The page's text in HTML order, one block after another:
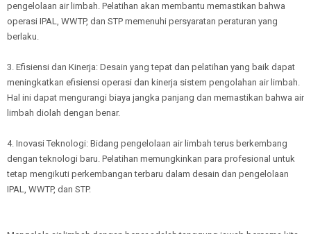
pengelolaan air limbah. Pelatihan akan membantu memastikan bahwa
operasi IPAL, WWTP, dan STP memenuhi persyaratan peraturan yang
berlaku.
3. Efisiensi dan Kinerja: Desain yang tepat dan pelatihan yang baik dapat
meningkatkan efisiensi operasi dan kinerja sistem pengolahan air limbah.
Hal ini dapat mengurangi biaya jangka panjang dan memastikan bahwa air
limbah diolah dengan benar.
4. Inovasi Teknologi: Bidang pengelolaan air limbah terus berkembang
dengan teknologi baru. Pelatihan memungkinkan para profesional untuk
tetap mengikuti perkembangan terbaru dalam desain dan pengelolaan
IPAL, WWTP, dan STP.